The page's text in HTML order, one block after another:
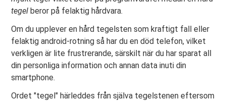
tegel beror på felaktig hårdvara.
Om du upplever en hård tegelsten som kraftigt fall eller
felaktig android-rotning så har du en död telefon, vilket
verkligen är lite frustrerande, särskilt när du har sparat all
din personliga information och annan data inuti din
smartphone.
Ordet "tegel" härleddes från själva tegelstenen eftersom